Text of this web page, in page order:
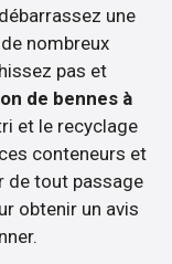
une
nombreux
pas et
de bennes à
et le recyclage
conteneurs et
de tout passage
obtenir un avis